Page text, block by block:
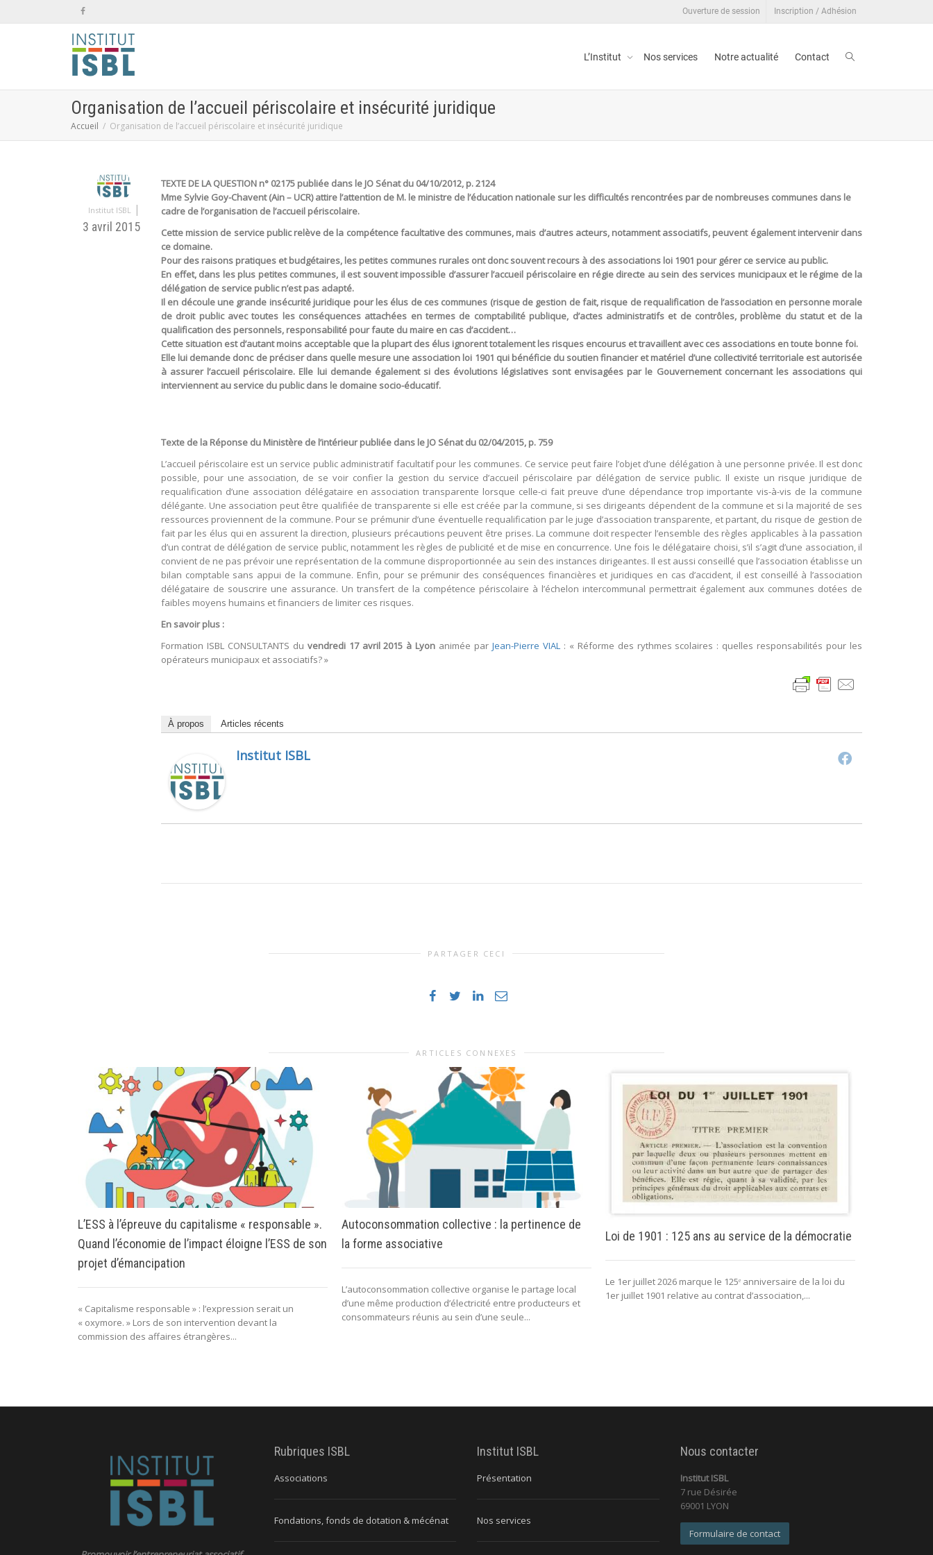
Ouverture de session Inscription / Adhésion
L’Institut Nos services Notre actualité Contact
Organisation de l’accueil périscolaire et insécurité juridique
Accueil Organisation de l’accueil périscolaire et insécurité juridique
Institut ISBL |
3 avril 2015
TEXTE DE LA QUESTION n° 02175 publiée dans le JO Sénat du 04/10/2012, p. 2124
Mme Sylvie Goy-Chavent (Ain – UCR) attire l’attention de M. le ministre de l’éducation nationale sur les difficultés rencontrées par de nombreuses communes dans le
cadre de l’organisation de l’accueil périscolaire.
Cette mission de service public relève de la compétence facultative des communes, mais d’autres acteurs, notamment associatifs, peuvent également intervenir dans
ce domaine.
Pour des raisons pratiques et budgétaires, les petites communes rurales ont donc souvent recours à des associations loi 1901 pour gérer ce service au public.
En effet, dans les plus petites communes, il est souvent impossible d’assurer l’accueil périscolaire en régie directe au sein des services municipaux et le régime de la
délégation de service public n’est pas adapté.
Il en découle une grande insécurité juridique pour les élus de ces communes (risque de gestion de fait, risque de requalification de l’association en personne morale
de droit public avec toutes les conséquences attachées en termes de comptabilité publique, d’actes administratifs et de contrôles, problème du statut et de la
qualification des personnels, responsabilité pour faute du maire en cas d’accident…
Cette situation est d’autant moins acceptable que la plupart des élus ignorent totalement les risques encourus et travaillent avec ces associations en toute bonne foi.
Elle lui demande donc de préciser dans quelle mesure une association loi 1901 qui bénéficie du soutien financier et matériel d’une collectivité territoriale est autorisée
à assurer l’accueil périscolaire. Elle lui demande également si des évolutions législatives sont envisagées par le Gouvernement concernant les associations qui
interviennent au service du public dans le domaine socio-éducatif.
Texte de la Réponse du Ministère de l’intérieur publiée dans le JO Sénat du 02/04/2015, p. 759
L’accueil périscolaire est un service public administratif facultatif pour les communes. Ce service peut faire l’objet d’une délégation à une personne privée. Il est donc
possible, pour une association, de se voir confier la gestion du service d’accueil périscolaire par délégation de service public. Il existe un risque juridique de
requalification d’une association délégataire en association transparente lorsque celle-ci fait preuve d’une dépendance trop importante vis-à-vis de la commune
délégante. Une association peut être qualifiée de transparente si elle est créée par la commune, si ses dirigeants dépendent de la commune et si la majorité de ses
ressources proviennent de la commune. Pour se prémunir d’une éventuelle requalification par le juge d’association transparente, et partant, du risque de gestion de
fait par les élus qui en assurent la direction, plusieurs précautions peuvent être prises. La commune doit respecter l’ensemble des règles applicables à la passation
d’un contrat de délégation de service public, notamment les règles de publicité et de mise en concurrence. Une fois le délégataire choisi, s’il s’agit d’une association, il
convient de ne pas prévoir une représentation de la commune disproportionnée au sein des instances dirigeantes. Il est aussi conseillé que l’association établisse un
bilan comptable sans appui de la commune. Enfin, pour se prémunir des conséquences financières et juridiques en cas d’accident, il est conseillé à l’association
délégataire de souscrire une assurance. Un transfert de la compétence périscolaire à l’échelon intercommunal permettrait également aux communes dotées de
faibles moyens humains et financiers de limiter ces risques.
En savoir plus :
Formation ISBL CONSULTANTS du vendredi 17 avril 2015 à Lyon animée parJean-Pierre VIAL: « Réforme des rythmes scolaires : quelles responsabilités pour les
opérateurs municipaux et associatifs? »
À propos Articles récents
Institut ISBL
PARTAGER CECI
ARTICLES CONNEXES
L’ESS à l’épreuve du capitalisme « responsable ».
Quand l’économie de l’impact éloigne l’ESS de son
projet d’émancipation
« Capitalisme responsable » : l’expression serait un
« oxymore. » Lors de son intervention devant la
commission des affaires étrangères...
Autoconsommation collective : la pertinence de
la forme associative
L’autoconsommation collective organise le partage local
d’une même production d’électricité entre producteurs et
consommateurs réunis au sein d’une seule...
Loi de 1901 : 125 ans au service de la démocratie
Le 1er juillet 2026 marque le 125ᵉ anniversaire de la loi du
1er juillet 1901 relative au contrat d’association,...
Rubriques ISBL
Associations
Fondations, fonds de dotation & mécénat
Institut ISBL
Présentation
Nos services
Nous contacter
Institut ISBL
7 rue Désirée
69001 LYON
Formulaire de contact